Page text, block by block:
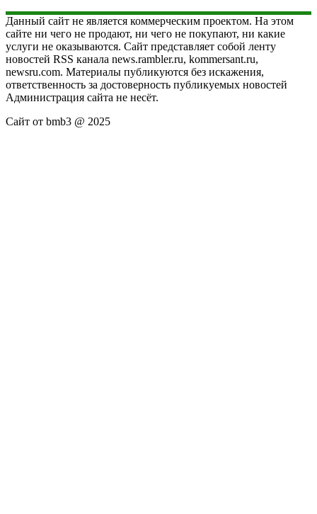
Данный сайт не является коммерческим проектом. На этом
сайте ни чего не продают, ни чего не покупают, ни какие
услуги не оказываются. Сайт представляет собой ленту
новостей RSS канала news.rambler.ru, kommersant.ru,
newsru.com. Материалы публикуются без искажения,
ответственность за достоверность публикуемых новостей
Администрация сайта не несёт.
Сайт от bmb3 @ 2025